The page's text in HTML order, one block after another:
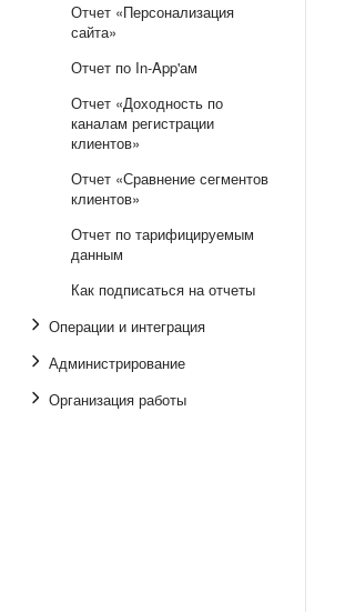
Отчет «Персонализация
сайта»
Отчет по In-App'ам
Отчет «Доходность по
каналам регистрации
клиентов»
Отчет «Сравнение сегментов
клиентов»
Отчет по тарифицируемым
данным
Как подписаться на отчеты
Операции и интеграция
Администрирование
Организация работы